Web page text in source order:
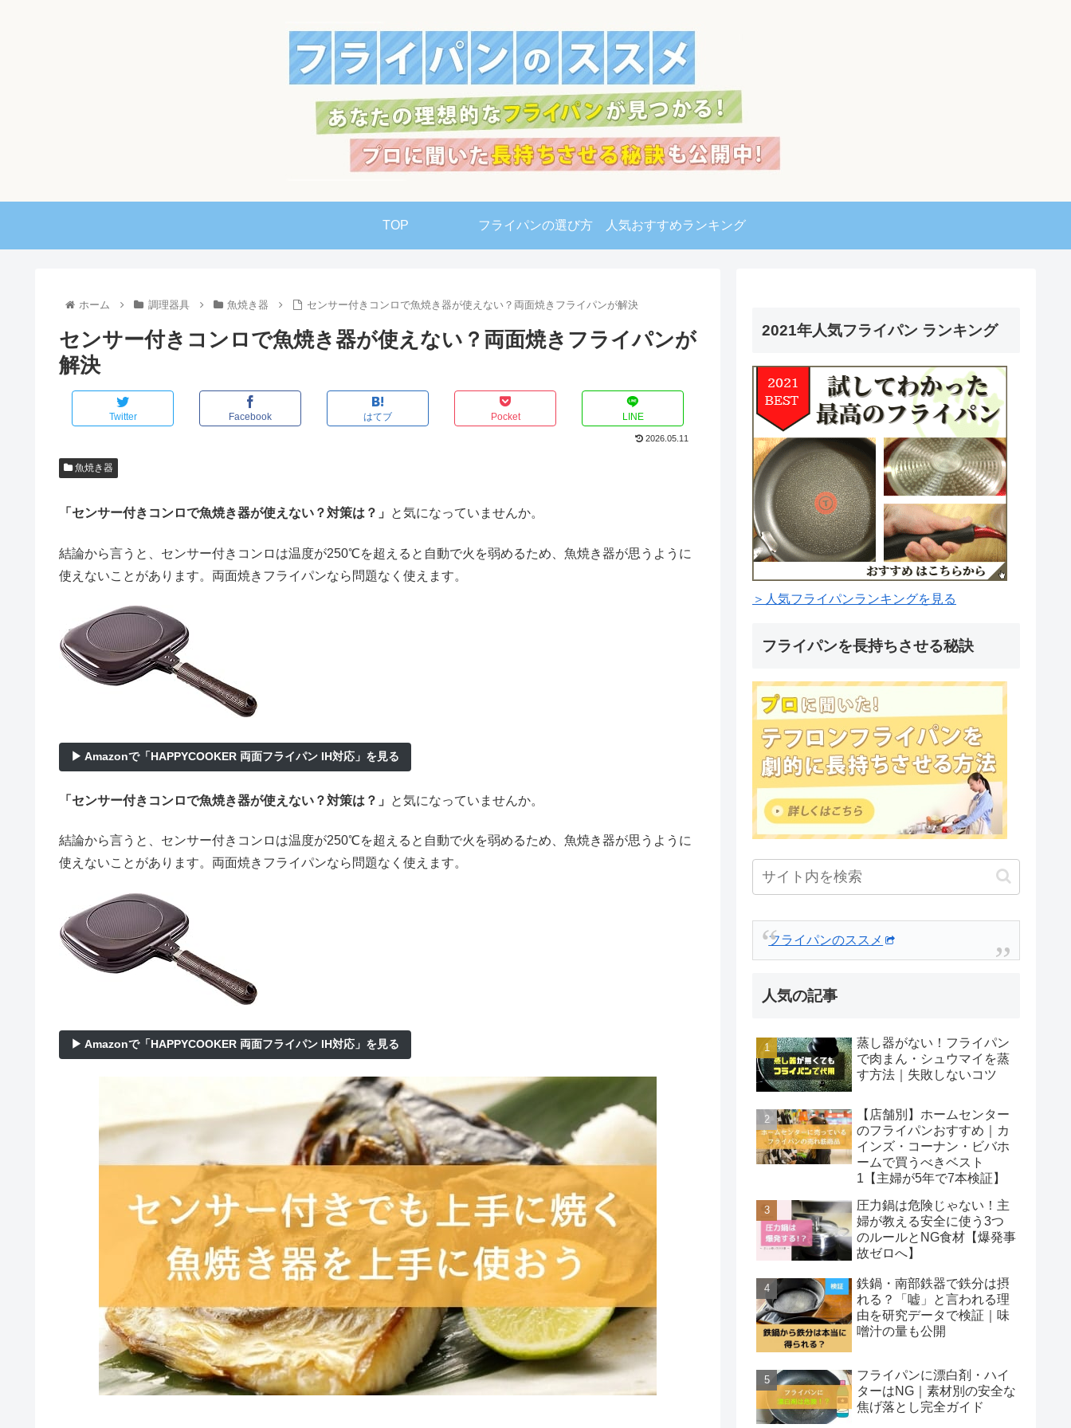
TOP フライパンの選び方 人気おすすめランキング
ホーム 調理器具 魚焼き器 センサー付きコンロで魚焼き器が使えない？両面焼きフライパンが解決
センサー付きコンロで魚焼き器が使えない？両面焼きフライパンが
解決
Twitter Facebook はてブ Pocket LINE
2026.05.11
魚焼き器
「センサー付きコンロで魚焼き器が使えない？対策は？」 と気になっていませんか。
結論から言うと、 センサー付きコンロは温度が250℃を超えると自動で火を弱めるため、魚焼き器が思うように
使えないことがあります。両面焼きフライパンなら問題なく使えます。
▶ Amazonで「HAPPYCOOKER 両面フライパン IH対応」を見る
「センサー付きコンロで魚焼き器が使えない？対策は？」 と気になっていませんか。
結論から言うと、 センサー付きコンロは温度が250℃を超えると自動で火を弱めるため、魚焼き器が思うように
使えないことがあります。両面焼きフライパンなら問題なく使えます。
▶ Amazonで「HAPPYCOOKER 両面フライパン IH対応」を見る
2021年人気フライパン ランキング
＞人気フライパンランキングを見る
フライパンを長持ちさせる秘訣
フライパンのススメ
人気の記事
蒸し器がない！フライパン
で肉まん・シュウマイを蒸
す方法｜失敗しないコツ
【店舗別】ホームセンター
のフライパンおすすめ｜カ
インズ・コーナン・ビバホ
ームで買うべきベスト
1【主婦が5年で7本検証】
圧力鍋は危険じゃない！主
婦が教える安全に使う3つ
のルールとNG食材【爆発事
故ゼロへ】
鉄鍋・南部鉄器で鉄分は摂
れる？「嘘」と言われる理
由を研究データで検証｜味
噌汁の量も公開
フライパンに漂白剤・ハイ
ターはNG｜素材別の安全な
焦げ落とし完全ガイド